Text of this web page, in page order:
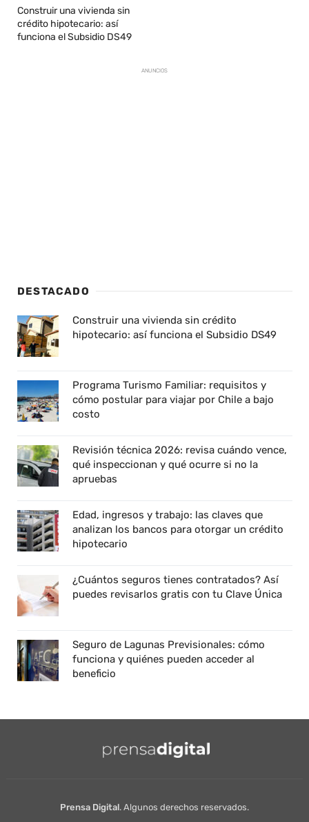
Construir una vivienda sin
crédito hipotecario: así
funciona el Subsidio DS49
ANUNCIOS
DESTACADO
Construir una vivienda sin crédito
hipotecario: así funciona el Subsidio DS49
Programa Turismo Familiar: requisitos y
cómo postular para viajar por Chile a bajo
costo
Revisión técnica 2026: revisa cuándo vence,
qué inspeccionan y qué ocurre si no la
apruebas
Edad, ingresos y trabajo: las claves que
analizan los bancos para otorgar un crédito
hipotecario
¿Cuántos seguros tienes contratados? Así
puedes revisarlos gratis con tu Clave Única
Seguro de Lagunas Previsionales: cómo
funciona y quiénes pueden acceder al
beneficio
Prensa Digital. Algunos derechos reservados.